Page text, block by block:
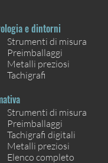
e dintorni
Strumenti di misura
Preimballaggi
Metalli preziosi
Tachigrafi
Strumenti di misura
Preimballaggi
Tachigrafi digitali
Metalli preziosi
Elenco completo